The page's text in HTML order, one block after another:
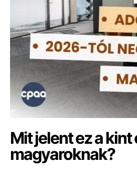
Mit jelent ez a kint
magyaroknak?